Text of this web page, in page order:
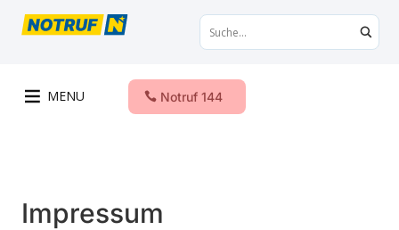
MENU Notruf 144
Impressum